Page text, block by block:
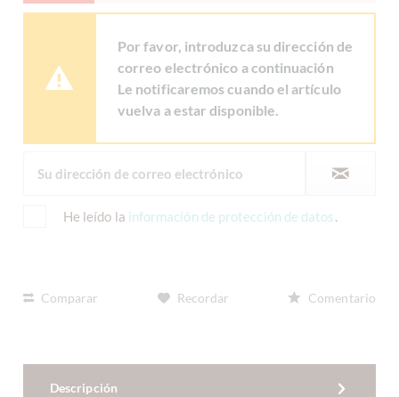
Por favor, introduzca su dirección de
correo electrónico a continuación
Le notificaremos cuando el artículo
vuelva a estar disponible.
He leído la información de protección de datos.
Comparar Recordar Comentario
Descripción